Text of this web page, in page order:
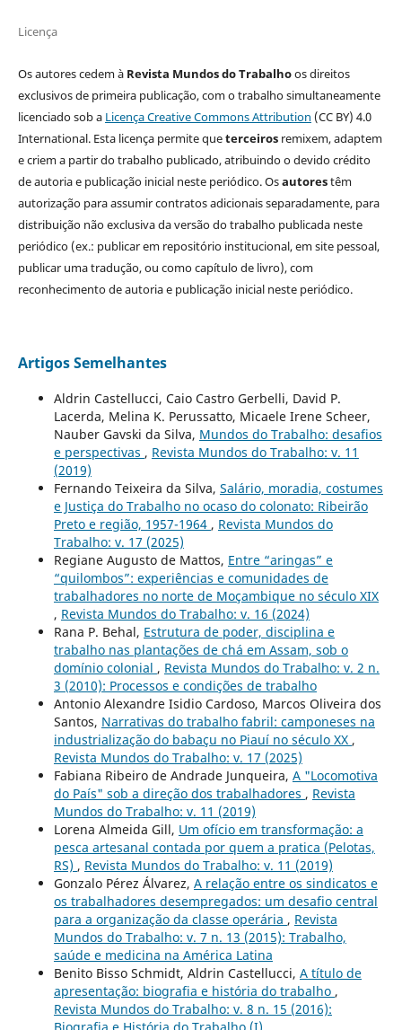
Licença
Os autores cedem à Revista Mundos do Trabalhoos direitos
exclusivos de primeira publicação, com o trabalho simultaneamente
licenciado sob a Licença Creative Commons Attribution (CC BY) 4.0
International. Esta licença permite queterceirosremixem, adaptem
e criem a partir do trabalho publicado, atribuindo o devido crédito
de autoria e publicação inicial neste periódico. Osautorestêm
autorização para assumir contratos adicionais separadamente, para
distribuição não exclusiva da versão do trabalho publicada neste
periódico (ex.: publicar em repositório institucional, em site pessoal,
publicar uma tradução, ou como capítulo de livro), com
reconhecimento de autoria e publicação inicial neste periódico.
Artigos Semelhantes
Aldrin Castellucci, Caio Castro Gerbelli, David P.
Lacerda, Melina K. Perussatto, Micaele Irene Scheer,
Nauber Gavski da Silva, Mundos do Trabalho: desafios
e perspectivas , Revista Mundos do Trabalho: v. 11
(2019)
Fernando Teixeira da Silva, Salário, moradia, costumes
e Justiça do Trabalho no ocaso do colonato: Ribeirão
Preto e região, 1957-1964 , Revista Mundos do
Trabalho: v. 17 (2025)
Regiane Augusto de Mattos, Entre “aringas” e
“quilombos”: experiências e comunidades de
trabalhadores no norte de Moçambique no século XIX
, Revista Mundos do Trabalho: v. 16 (2024)
Rana P. Behal, Estrutura de poder, disciplina e
trabalho nas plantações de chá em Assam, sob o
domínio colonial , Revista Mundos do Trabalho: v. 2 n.
3 (2010): Processos e condições de trabalho
Antonio Alexandre Isidio Cardoso, Marcos Oliveira dos
Santos, Narrativas do trabalho fabril: camponeses na
industrialização do babaçu no Piauí no século XX ,
Revista Mundos do Trabalho: v. 17 (2025)
Fabiana Ribeiro de Andrade Junqueira, A "Locomotiva
do País" sob a direção dos trabalhadores , Revista
Mundos do Trabalho: v. 11 (2019)
Lorena Almeida Gill, Um ofício em transformação: a
pesca artesanal contada por quem a pratica (Pelotas,
RS) , Revista Mundos do Trabalho: v. 11 (2019)
Gonzalo Pérez Álvarez, A relação entre os sindicatos e
os trabalhadores desempregados: um desafio central
para a organização da classe operária , Revista
Mundos do Trabalho: v. 7 n. 13 (2015): Trabalho,
saúde e medicina na América Latina
Benito Bisso Schmidt, Aldrin Castellucci, A título de
apresentação: biografia e história do trabalho ,
Revista Mundos do Trabalho: v. 8 n. 15 (2016):
Biografia e História do Trabalho (I)